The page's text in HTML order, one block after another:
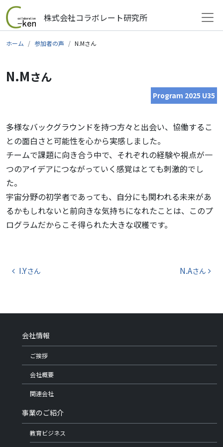
コンテンツへスキップ
メインナビゲーション
株式会社コラボレート研究所
ホーム 参加者の声 N.Mさん
N.Mさん
Program 2025 U35
多様なバックグラウンドを持つ方々と出会い、協働するこ
との面白さと可能性を心から実感しました。
チームで課題に向き合う中で、それぞれの経験や視点が一
つのアイデアにつながっていく感覚はとても刺激的でし
た。
宇宙分野の初学者であっても、自分にも関われる未来があ
るかもしれないと前向きな気持ちになれたことは、このプ
ログラムだからこそ得られた大きな収穫です。
投稿ナビゲーション
I.Yさん N.Aさん
会社情報
ご挨拶
会社概要
関連会社
事業のご紹介
教育ビジネス